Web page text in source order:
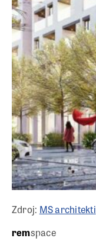
Zdroj: MS architekti
remspace